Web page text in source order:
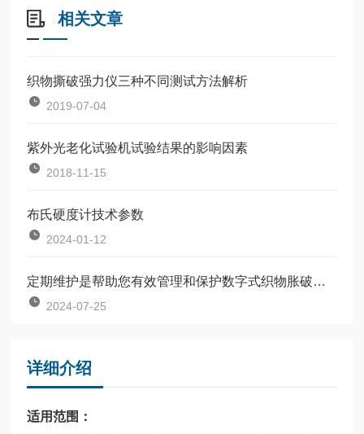
相关文章
织物撕破强力仪三种不同测试方法解析
2019-07-04
紫外光老化试验机试验结果的影响因素
2018-11-15
布氏硬度计技术参数
2024-01-12
定期维护是帮助您有效管理和保护数字式织物胀破强力机的关键
2024-07-25
详细介绍
适用范围：